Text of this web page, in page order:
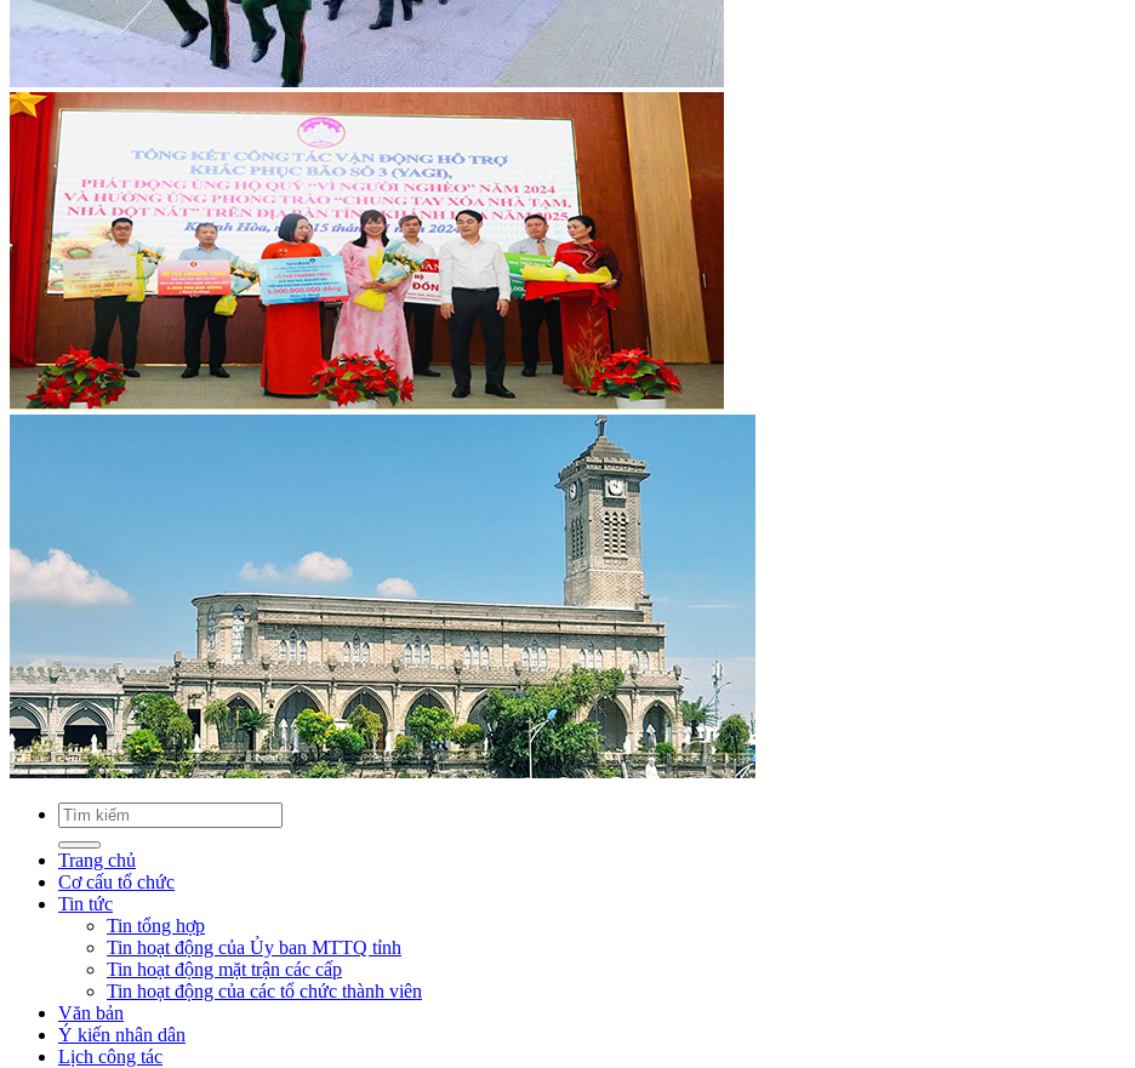
Trang chủ
Cơ cấu tổ chức
Tin tức
Tin tổng hợp
Tin hoạt động của Ủy ban MTTQ tỉnh
Tin hoạt động mặt trận các cấp
Tin hoạt động của các tổ chức thành viên
Văn bản
Ý kiến nhân dân
Lịch công tác